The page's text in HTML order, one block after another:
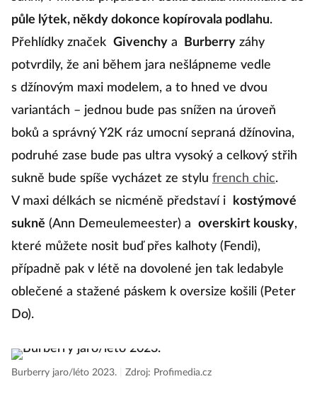
půle lýtek, někdy dokonce kopírovala podlahu.
Přehlídky značek Givenchya Burberry záhy
potvrdily, že ani během jara nešlápneme vedle
s džínovým maxi modelem, a to hned ve dvou
variantách – jednou bude pas snížen na úroveň
boků a správný Y2K ráz umocní sepraná džínovina,
podruhé zase bude pas ultra vysoký a celkový střih
sukně bude spíše vycházet ze stylu french chic.
V maxi délkách se nicméně představí i
kostýmové
sukně (Ann Demeulemeester) a overskirt kousky,
které můžete nosit buď přes kalhoty (Fendi),
případně pak v létě na dovolené jen tak ledabyle
oblečené a stažené páskem k oversize košili (Peter
Do).
Burberry jaro/léto 2023. Zdroj: Profimedia.cz